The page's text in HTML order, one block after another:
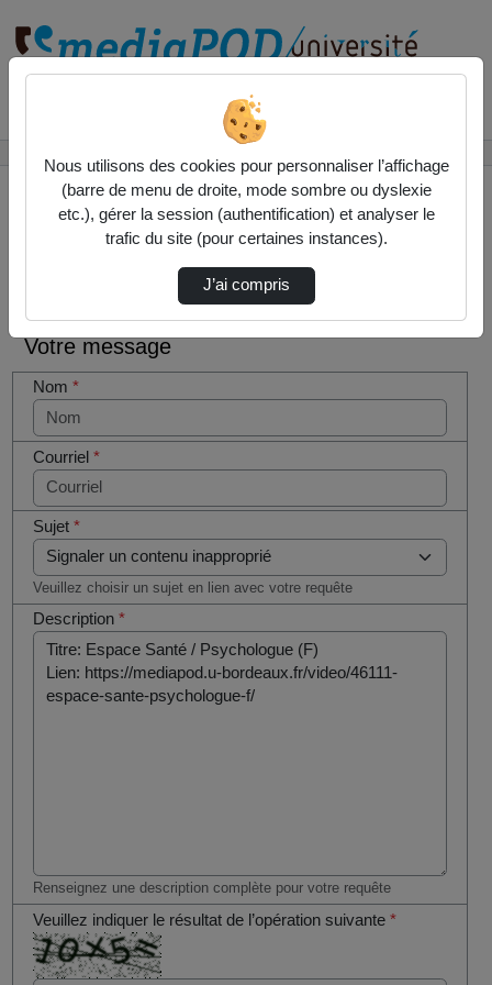
Contactez nous
Votre message
Nom*
Courriel*
Sujet*
Veuillez choisir un sujet en lien avec votre requête
Description*
Renseignez une description complète pour votre requête
Veuillez indiquer le résultat de l’opération suivante*
êtes un
humain en
métal
(obligatoire)
Nous utilisons des cookies pour personnaliser l’affichage
(barre de menu de droite, mode sombre ou dyslexie
etc.), gérer la session (authentification) et analyser le
trafic du site (pour certaines instances).
J’ai compris